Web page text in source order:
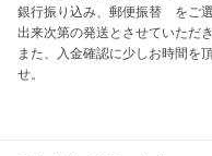
銀行振り込み、郵便振替　をご
出来次第の発送とさせていただき
また、入金確認に少しお時間を
せ。